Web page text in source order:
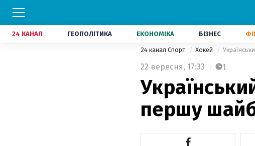
24 КАНАЛ ГЕОПОЛІТИКА ЕКОНОМІКА БІЗНЕС
24 канал Спорт Хокей
22 вересня, 17:33 1
першу